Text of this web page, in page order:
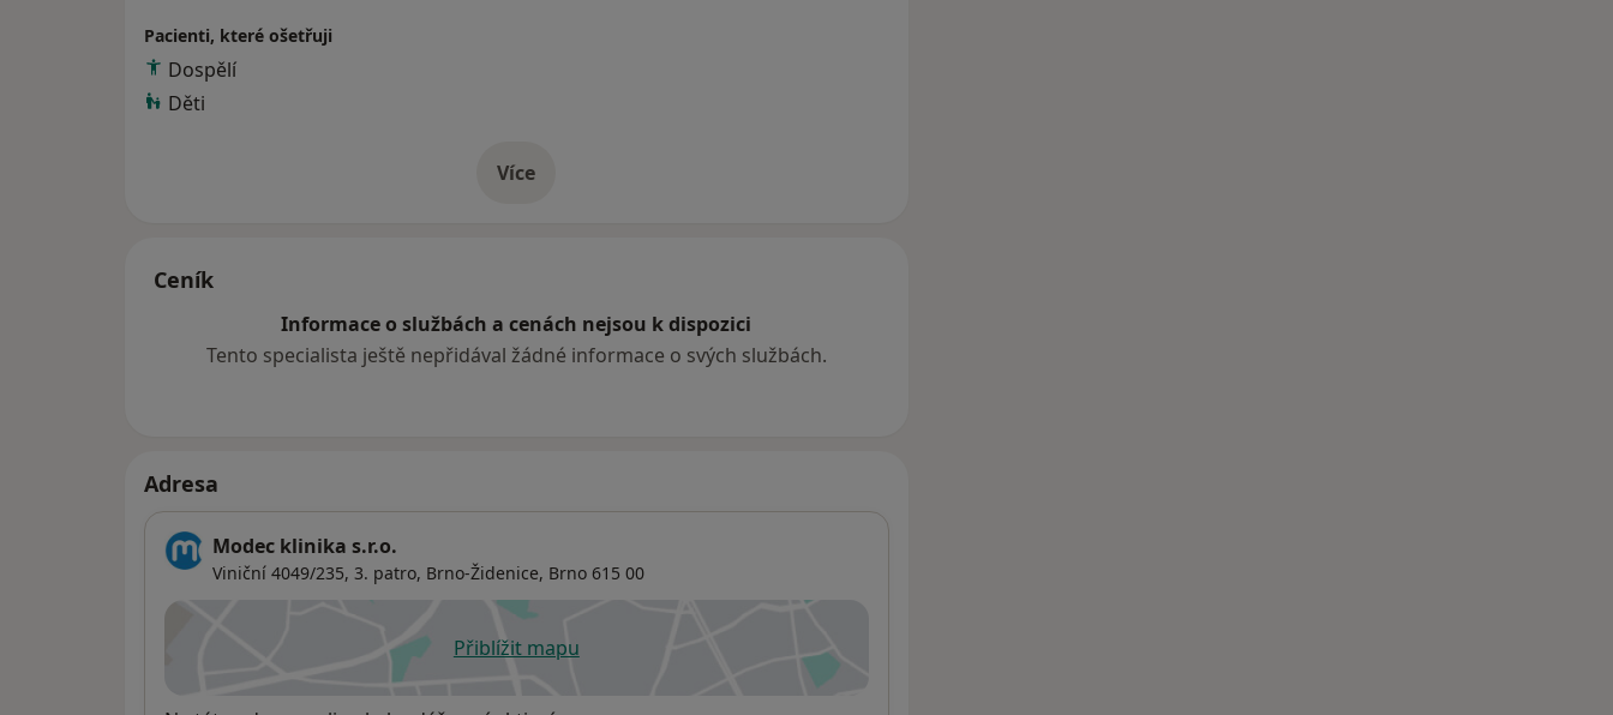
Pacienti, které ošetřuji
Dospělí
Děti
Víceo zkušenostech
Ceník
Informace o službách a cenách nejsou k dispozici
Tento specialista ještě nepřidával žádné informace o svých službách.
Adresa
Modec klinika s.r.o.
Viniční 4049/235, 3. patro, Brno-Židenice, Brno 615 00
Přiblížit mapuse otevře v nové záložce